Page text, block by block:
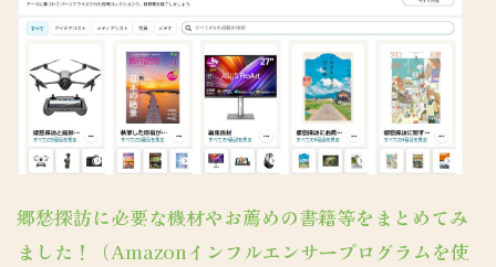
郷愁探訪に必要な機材やお薦めの書籍等をまとめてみ
ました！（Amazonインフルエンサープログラムを使